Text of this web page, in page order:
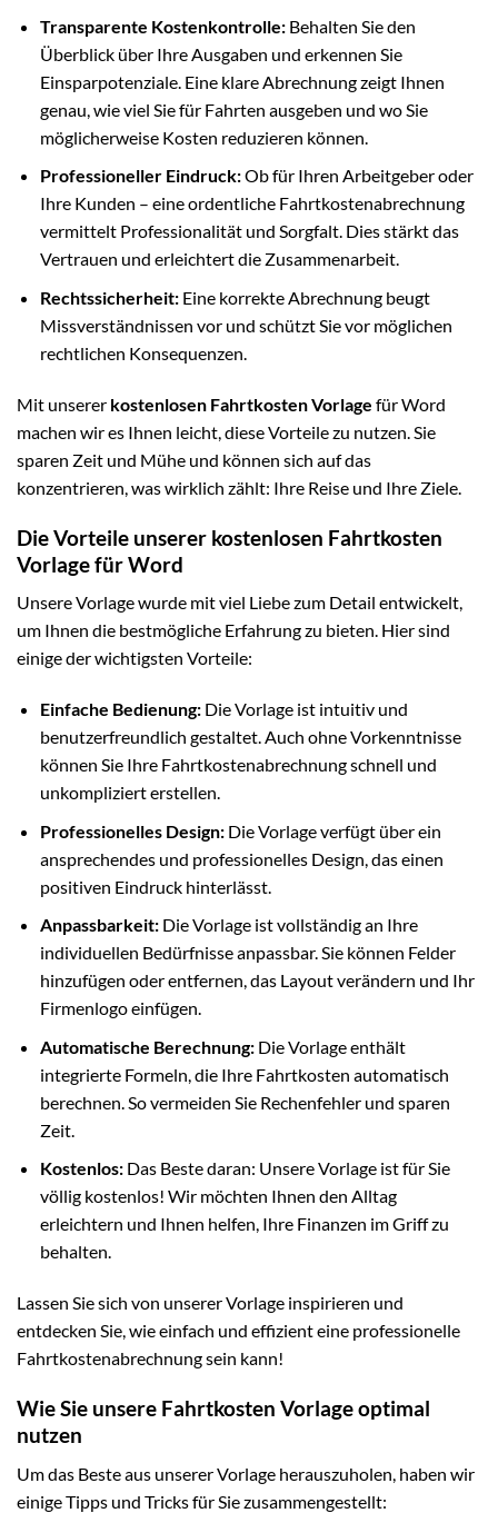
Transparente Kostenkontrolle:Behalten Sie den
Überblick über Ihre Ausgaben und erkennen Sie
Einsparpotenziale. Eine klare Abrechnung zeigt Ihnen
genau, wie viel Sie für Fahrten ausgeben und wo Sie
möglicherweise Kosten reduzieren können.
Professioneller Eindruck:Ob für Ihren Arbeitgeber oder
Ihre Kunden – eine ordentliche Fahrtkostenabrechnung
vermittelt Professionalität und Sorgfalt. Dies stärkt das
Vertrauen und erleichtert die Zusammenarbeit.
Rechtssicherheit:Eine korrekte Abrechnung beugt
Missverständnissen vor und schützt Sie vor möglichen
rechtlichen Konsequenzen.
Mit unserer kostenlosen Fahrtkosten Vorlage für Word
machen wir es Ihnen leicht, diese Vorteile zu nutzen. Sie
sparen Zeit und Mühe und können sich auf das
konzentrieren, was wirklich zählt: Ihre Reise und Ihre Ziele.
Die Vorteile unserer kostenlosen Fahrtkosten
Vorlage für Word
Unsere Vorlage wurde mit viel Liebe zum Detail entwickelt,
um Ihnen die bestmögliche Erfahrung zu bieten. Hier sind
einige der wichtigsten Vorteile:
Einfache Bedienung:Die Vorlage ist intuitiv und
benutzerfreundlich gestaltet. Auch ohne Vorkenntnisse
können Sie Ihre Fahrtkostenabrechnung schnell und
unkompliziert erstellen.
Professionelles Design:Die Vorlage verfügt über ein
ansprechendes und professionelles Design, das einen
positiven Eindruck hinterlässt.
Anpassbarkeit:Die Vorlage ist vollständig an Ihre
individuellen Bedürfnisse anpassbar. Sie können Felder
hinzufügen oder entfernen, das Layout verändern und Ihr
Firmenlogo einfügen.
Automatische Berechnung:Die Vorlage enthält
integrierte Formeln, die Ihre Fahrtkosten automatisch
berechnen. So vermeiden Sie Rechenfehler und sparen
Zeit.
Kostenlos:Das Beste daran: Unsere Vorlage ist für Sie
völlig kostenlos! Wir möchten Ihnen den Alltag
erleichtern und Ihnen helfen, Ihre Finanzen im Griff zu
behalten.
Lassen Sie sich von unserer Vorlage inspirieren und
entdecken Sie, wie einfach und effizient eine professionelle
Fahrtkostenabrechnung sein kann!
Wie Sie unsere Fahrtkosten Vorlage optimal
nutzen
Um das Beste aus unserer Vorlage herauszuholen, haben wir
einige Tipps und Tricks für Sie zusammengestellt: